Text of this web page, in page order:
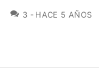
3 COMENTARIOS
HACE 5 AÑOS